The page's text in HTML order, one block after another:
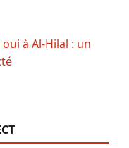
à Al-Hilal : un